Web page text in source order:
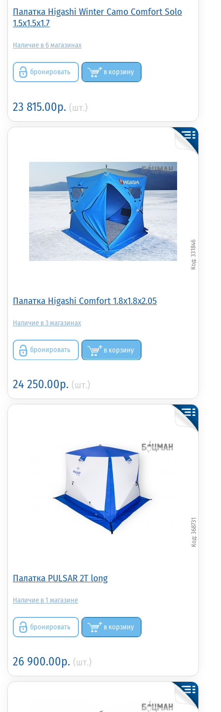
Палатка Higashi Winter Camo Comfort Solo
1.5x1.5x1.7
6
бронировать в корзину
23 815.00р. (шт.)
Палатка Higashi Comfort 1.8x1.8x2.05
331846
3
бронировать в корзину
24 250.00р. (шт.)
Палатка PULSAR 2T long
368731
1
бронировать в корзину
26 900.00р. (шт.)